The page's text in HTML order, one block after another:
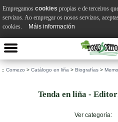
:: Comezo > Catálogo en liña > Biografías >
Tenda en liña -
Ver categoría:
Empregamos cookies propias e de terceiros
servizos. Ao empregar os nosos servizos,
cookies.
Máis información